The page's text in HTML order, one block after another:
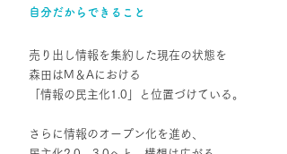
自分だからできること
売り出し情報を集約した現在の状態を
森田はM＆Aにおける
「情報の民主化1.0」と位置づけている。
さらに情報のオープン化を進め、